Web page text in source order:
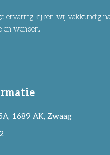
ervaring kijken wij vakkundig
en wensen.
1689 AK, Zwaag